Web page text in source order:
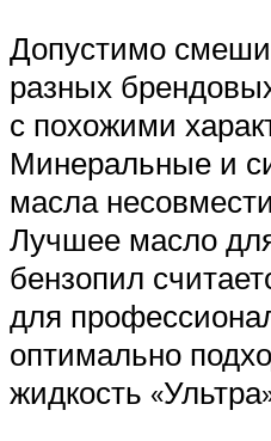
Допустимо
разных
с похожими
Минеральные и
масла
Лучшее масло
бензопил
для
оптимально
жидкость